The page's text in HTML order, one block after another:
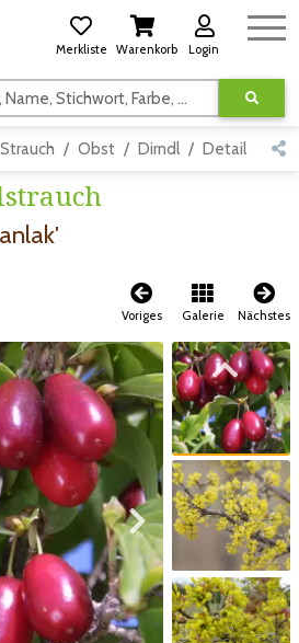
Merkliste Warenkorb Login
Suchen nach Kategorie, Name, Stichwort, Farbe, usw.
Strauch Obst Dirndl Detail
Voriges Galerie Nächstes
Zum nächsten Bild
Zum vorigen Bild